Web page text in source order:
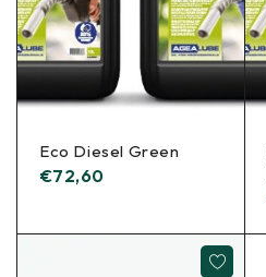
Eco Diesel Green
€72,60